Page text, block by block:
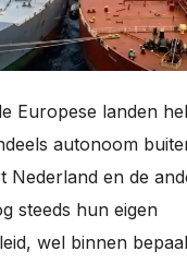
Europese landen
autonoom
Nederland en de
steeds hun eigen
wel binnen